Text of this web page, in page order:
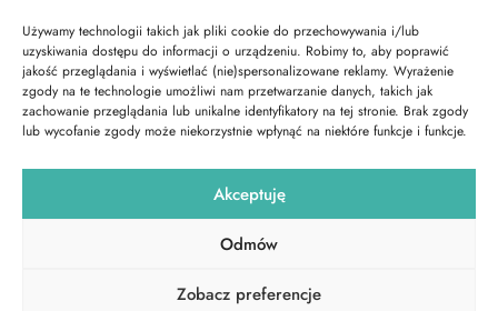
Używamy technologii takich jak pliki cookie do przechowywania i/lub
uzyskiwania dostępu do informacji o urządzeniu. Robimy to, aby poprawić
jakość przeglądania i wyświetlać (nie)spersonalizowane reklamy. Wyrażenie
zgody na te technologie umożliwi nam przetwarzanie danych, takich jak
zachowanie przeglądania lub unikalne identyfikatory na tej stronie. Brak zgody
lub wycofanie zgody może niekorzystnie wpłynąć na niektóre funkcje i funkcje.
Akceptuję
Odmów
Zobacz preferencje
info@surfresort.pl
Chałupy 7
Social media